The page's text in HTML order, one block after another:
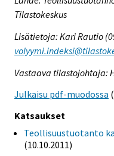
Tilastokeskus
Lisätietoja: Kari Rautio
Vastaava tilastojohtaja:
Julkaisu pdf-muodossa
Katsaukset
Teollisuustuotanto
(10.10.2011)